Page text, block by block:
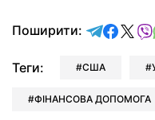
Поширити:
Теги: США
ФІНАНСОВА ДОПОМОГА